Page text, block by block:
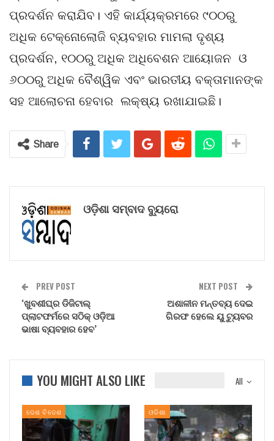
ପ୍ରଦର୍ଶନ କରାଯିବ। ଏହି କାର୍ଯ୍ୟକ୍ରମରେ ୯୦୦ରୁ
ଅଧିକ ଟେକ୍ନୋଲୋଜି ବ୍ୟବହାର ମାମଲା ଦୃଶ୍ୟ
ପ୍ରଦର୍ଶନ, ୧୦୦ରୁ ଅଧିକ ଅଧିବେଶନ ଆୟୋଜନ ଓ
୬୦୦ରୁ ଅଧିକ ବୈଶ୍ୱିକ ଏବଂ ଭାରତୀୟ ବକ୍ତାମାନଙ୍କ
ସହ ଆଲୋଚନା ହେବାର ଲକ୍ଷ୍ୟ ରଖାଯାଇଛି।
Share
ଓଡ଼ିଶା ସମ୍ବାଦ ବ୍ୟୁରୋ
PREV POST
‘ଖୁବଶୀଘ୍ର ଡିଜିଟାଲ୍
ପ୍ଲାଟଫର୍ମରେ ସଠିକ୍ ଓଡ଼ିଆ
ଭାଷା ବ୍ୟବହାର ହେବ’
NEXT POST
ଅଶାଳୀନ ମନ୍ତବ୍ୟ ଦେଇ
ଗିରଫ ହେଲେ ୟୁ ଟ୍ୟୁବର
All
YOU MIGHT ALSO LIKE
ଦେଶ ବିଦେଶ ଓଡିଶା